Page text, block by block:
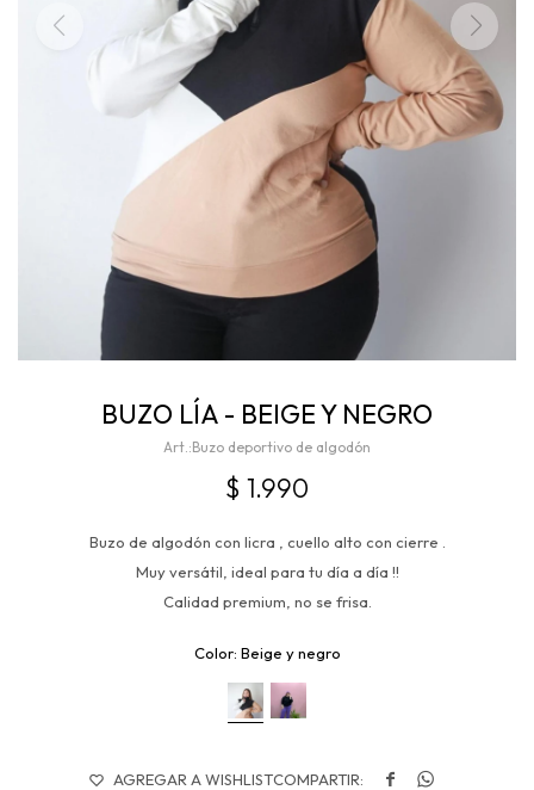
BUZO LÍA - BEIGE Y NEGRO
Buzo deportivo de algodón
$ 1.990
Buzo de algodón con licra , cuello alto con cierre .
Muy versátil, ideal para tu día a día !!
Calidad premium, no se frisa.
Beige y negro
 